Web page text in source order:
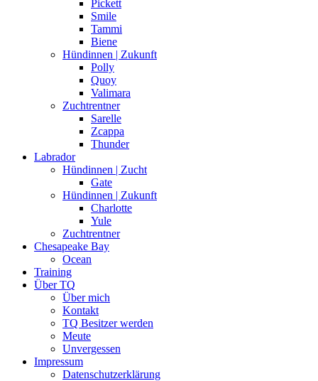
Pickett
Smile
Tammi
Biene
Hündinnen | Zukunft
Polly
Quoy
Valimara
Zuchtrentner
Sarelle
Zcappa
Thunder
Labrador
Hündinnen | Zucht
Gate
Hündinnen | Zukunft
Charlotte
Yule
Zuchtrentner
Chesapeake Bay
Ocean
Training
Über TQ
Über mich
Kontakt
TQ Besitzer werden
Meute
Unvergessen
Impressum
Datenschutzerklärung